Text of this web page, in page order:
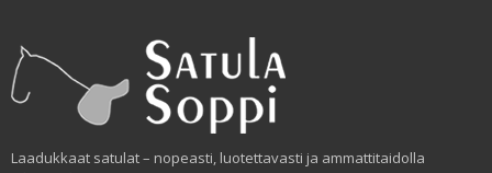
Laadukkaat satulat – nopeasti, luotettavasti ja ammattitaidolla